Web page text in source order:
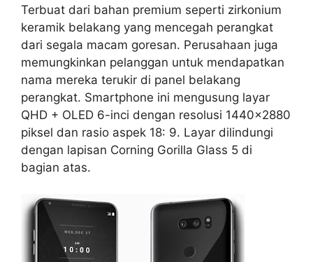
Terbuat dari bahan premium seperti zirkonium
keramik belakang yang mencegah perangkat
dari segala macam goresan. Perusahaan juga
memungkinkan pelanggan untuk mendapatkan
nama mereka terukir di panel belakang
perangkat. Smartphone ini mengusung layar
QHD + OLED 6-inci dengan resolusi 1440×2880
piksel dan rasio aspek 18: 9. Layar dilindungi
dengan lapisan Corning Gorilla Glass 5 di
bagian atas.